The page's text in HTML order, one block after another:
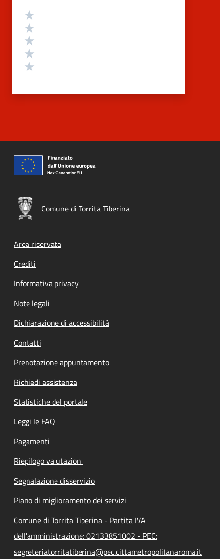
Valutazione
Comune di Torrita Tiberina
Footer menu
Area riservata
Crediti
Informativa privacy
Note legali
Dichiarazione di accessibilità
Contatti
Prenotazione appuntamento
Richiedi assistenza
Statistiche del portale
Leggi le FAQ
Pagamenti
Riepilogo valutazioni
Segnalazione disservizio
Piano di miglioramento dei servizi
Comune di Torrita Tiberina - Partita IVA
dell'amministrazione: 02133851002 - PEC:
segreteriatorritatiberina@pec.cittametropolitanaroma.it